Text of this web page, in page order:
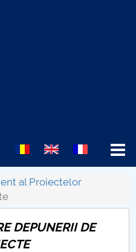
Proiectelor
al Proiectelor
DEPUNERII DE